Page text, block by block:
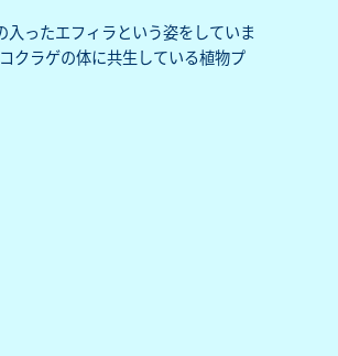
ったエフィラという姿をしていま
クラゲの体に共生している植物プ